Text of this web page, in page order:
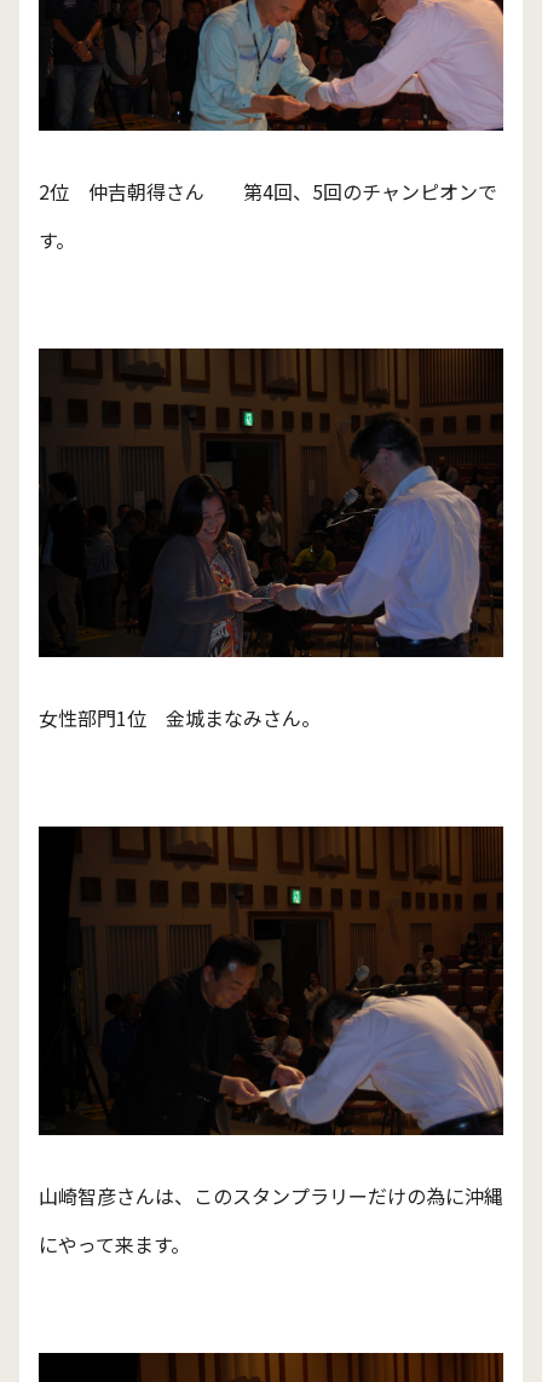
2位 仲吉朝得さん 第4回、5回のチャンピオンで
す。
女性部門1位 金城まなみさん。
山崎智彦さんは、このスタンプラリーだけの為に沖縄
にやって来ます。